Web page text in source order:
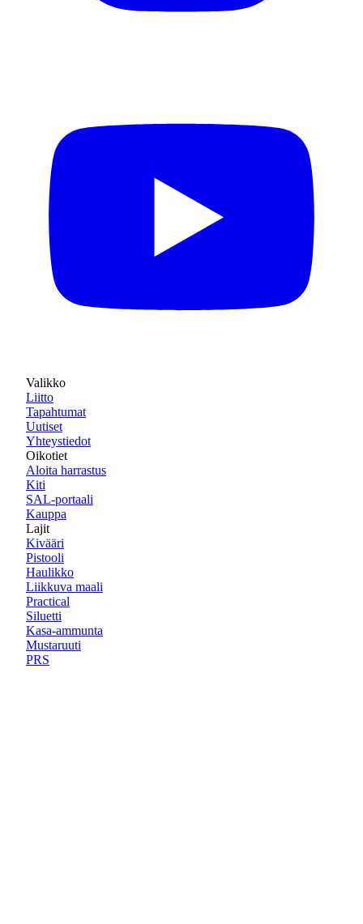
Valikko
Liitto
Tapahtumat
Uutiset
Yhteystiedot
Oikotiet
Aloita harrastus
Kiti
SAL-portaali
Kauppa
Lajit
Kivääri
Pistooli
Haulikko
Liikkuva maali
Practical
Siluetti
Kasa-ammunta
Mustaruuti
PRS